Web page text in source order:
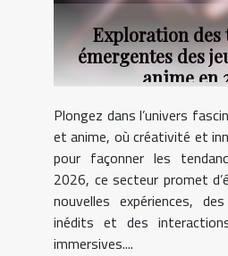
Exploration des
émergentes des
anime en
Plongez dans l’univers
et anime, où créativité et
pour façonner les
2026, ce secteur promet
nouvelles expériences,
inédits et des
immersives....